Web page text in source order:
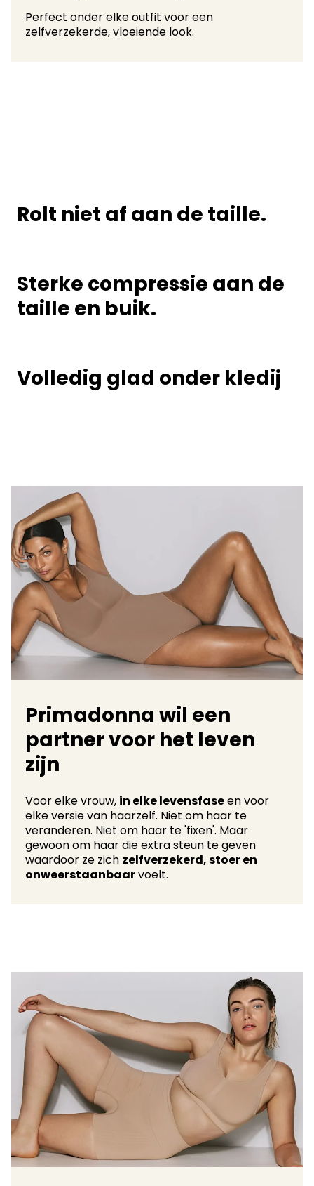
Perfect onder elke outfit voor een
zelfverzekerde, vloeiende look.
Rolt niet af aan de taille.
Sterke compressie aan de
taille en buik.
Volledig glad onder kledij
Primadonna wil een
partner voor het leven
zijn
Voor elke vrouw, in elke levensfaseen voor
elke versie van haarzelf. Niet om haar te
veranderen. Niet om haar te 'fixen'. Maar
gewoon om haar die extra steun te geven
waardoor ze zich zelfverzekerd, stoer en
onweerstaanbaarvoelt.​